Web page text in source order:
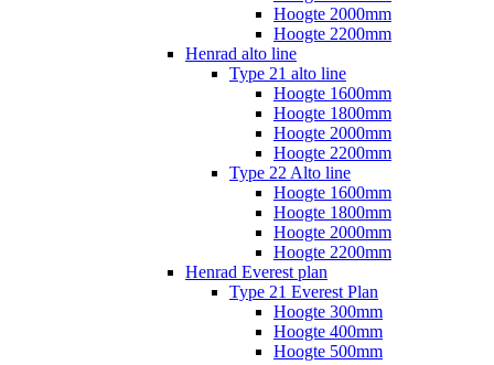
Hoogte 2000mm
Hoogte 2200mm
Henrad alto line
Type 21 alto line
Hoogte 1600mm
Hoogte 1800mm
Hoogte 2000mm
Hoogte 2200mm
Type 22 Alto line
Hoogte 1600mm
Hoogte 1800mm
Hoogte 2000mm
Hoogte 2200mm
Henrad Everest plan
Type 21 Everest Plan
Hoogte 300mm
Hoogte 400mm
Hoogte 500mm